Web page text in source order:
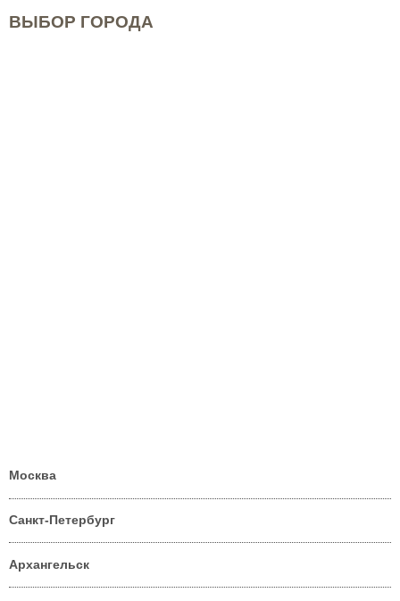
ВЫБОР ГОРОДА
Москва
Санкт-Петербург
Архангельск